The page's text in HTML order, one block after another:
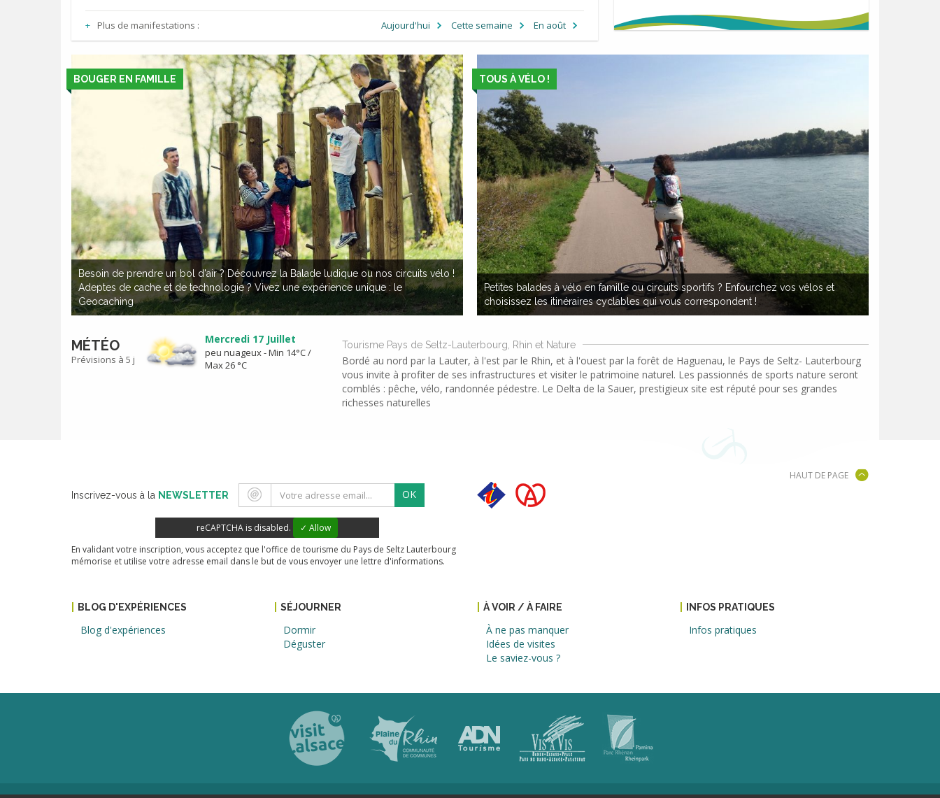
Plus de manifestations : Aujourd'hui Cette semaine En août
BOUGER EN FAMILLE
Besoin de prendre un bol d'air ? Découvrez la Balade ludique ou nos circuits vélo !
Adeptes de cache et de technologie ? Vivez une expérience unique : le
Geocaching
TOUS À VÉLO !
Petites balades à vélo en famille ou circuits sportifs ? Enfourchez vos vélos et
choisissez les itinéraires cyclables qui vous correspondent !
MÉTÉO
Prévisions à 5 j
Mercredi 17 Juillet
peu nuageux - Min 14°C /
Max 26 °C
Tourisme Pays de Seltz-Lauterbourg, Rhin et Nature
Bordé au nord par la Lauter, à l'est par le Rhin, et à l'ouest par la forêt de Haguenau, le Pays de Seltz- Lauterbourg
vous invite à profiter de ses infrastructures et visiter le patrimoine naturel. Les passionnés de sports nature seront
comblés : pêche, vélo, randonnée pédestre. Le Delta de la Sauer, prestigieux site est réputé pour ses grandes
richesses naturelles
Inscrivez-vous à la NEWSLETTER OK
reCAPTCHA is disabled.
✓ Allow
En validant votre inscription, vous acceptez que l'office de tourisme du Pays de Seltz Lauterbourg
mémorise et utilise votre adresse email dans le but de vous envoyer une lettre d'informations.
HAUT DE PAGE
BLOG D'EXPÉRIENCES
Blog d'expériences
SÉJOURNER
Dormir
Déguster
À VOIR / À FAIRE
À ne pas manquer
Idées de visites
Le saviez-vous ?
INFOS PRATIQUES
Infos pratiques